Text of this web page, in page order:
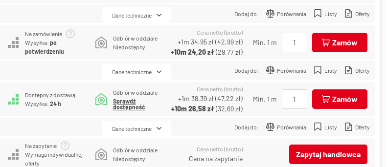
Dodaj do: Porównania Listy Oferty
Dane techniczne
Na zamówienie
Wysyłka:po
potwierdzeniu
Odbiór w oddziale
Niedostępny
Cena netto (brutto)
+1m 34,95 zł(42,99 zł)
+10m24,20 zł(29,77 zł)
Min. 1 m Zamów
Dodaj do: Porównania Listy Oferty
Dane techniczne
Dostępny z dostawą
Wysyłka:24 h
Odbiór w oddziale
Sprawdź
dostępność
Cena netto (brutto)
+1m 38,39 zł(47,22 zł)
+10m26,58 zł(32,69 zł)
Min. 1 m Zamów
Dodaj do: Porównania Listy Oferty
Dane techniczne
Na zapytanie
Wymaga indywidualnej
oferty
Odbiór w oddziale
Niedostępny
Cena netto (brutto)
Cena na zapytanie Zapytaj handlowca